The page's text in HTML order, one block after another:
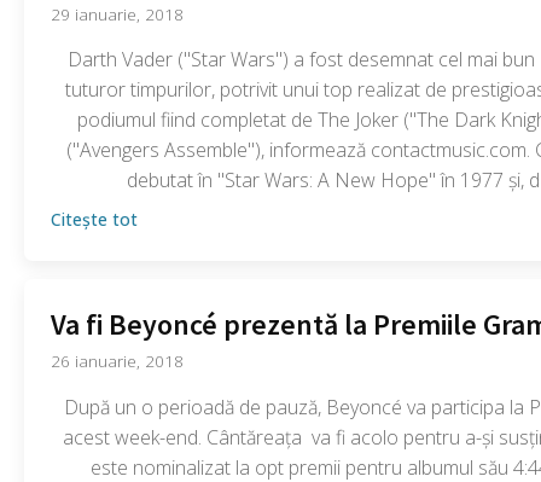
29 ianuarie, 2018
Darth Vader ("Star Wars") a fost desemnat cel mai
tuturor timpurilor, potrivit unui top realizat de
podiumul fiind completat de The Joker ("The Dark
("Avengers Assemble"), informează contactmusic.com.
debutat în "Star Wars: A New Hope" în 1977 şi,
Citește tot
Va fi Beyoncé prezentă la Premiile
26 ianuarie, 2018
După un o perioadă de pauză, Beyoncé va participa la
acest week-end. Cântăreața va fi acolo pentru a-și
este nominalizat la opt premii pentru albumul său